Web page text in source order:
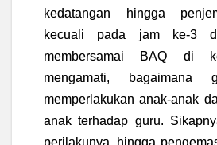
kedatangan hingga
kecuali pada jam ke-3
membersamai BAQ di
mengamati,
memperlakukan anak-anak
anak terhadap guru.